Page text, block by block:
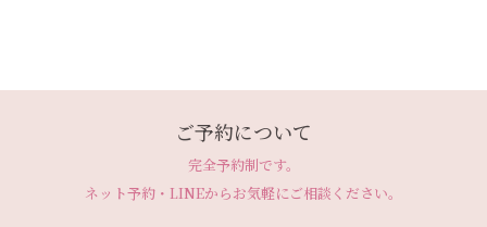
ご予約について
完全予約制です。
ネット予約・LINEからお気軽にご相談ください。